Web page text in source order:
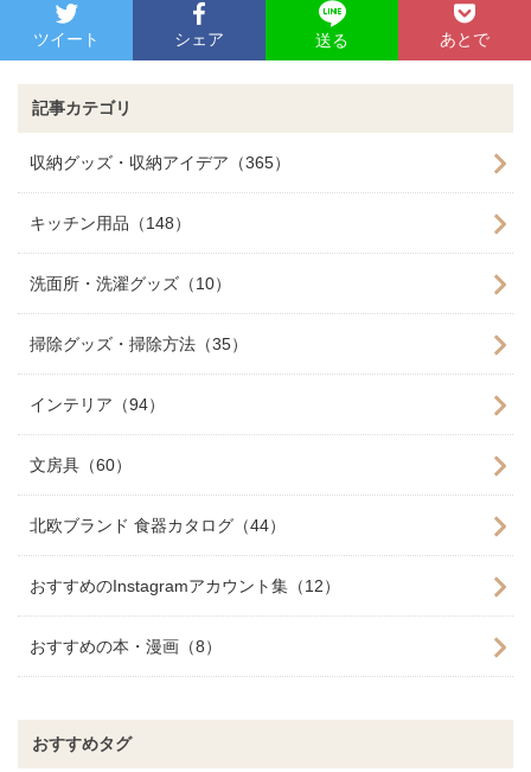
ツイート シェア 送る あとで
記事カテゴリ
収納グッズ・収納アイデア（365）
キッチン用品（148）
洗面所・洗濯グッズ（10）
掃除グッズ・掃除方法（35）
インテリア（94）
文房具（60）
北欧ブランド 食器カタログ（44）
おすすめのInstagramアカウント集（12）
おすすめの本・漫画（8）
おすすめタグ